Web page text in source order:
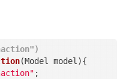
(Model model){
;